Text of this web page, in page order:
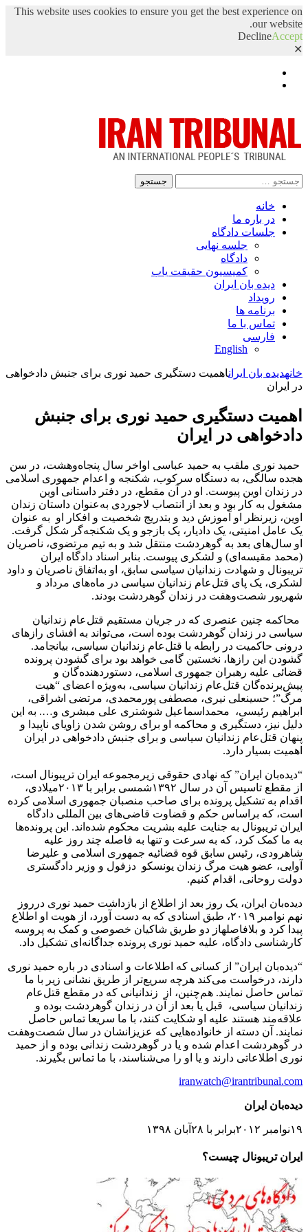
This website uses cookies to ensure you get the best experience on
our website.
DeclineAccept
✕
جستجو
خانه
در باره ما
جلسات دادگاه
جلسه نهایی
دادگاه
کمیسیون حقیقت یاب
دیده بان ایران
رویداد
برنامه ها
تماس با ما
فارسی
English
خانهدیده بان ایراناهمیت دستگیری حمید نوری برای جنبش دادخواهی
در ایران
اهمیت دستگیری حمید نوری برای جنبش
دادخواهی در ایران
حمید نوری ملقب به حمید عباسی اواخر سال پنجاه‌و‌هشت، در سن
هجده سالگی، به دستگاه سرکوب، شکنجه و اعدام جمهوری اسلامی
در زندان اوین پیوست. او در آن مقطع، در دفتر داستانی اوین
مشغول به کار بود و بعد از انتصاب لاجوردی به‌عنوان داستان زندان
اوین، زیرنظر او آموزش دید و بتدریج شخصیت و افکار او به عنوان
یک عامل امنیتی، یک دادیار، یک بازجو و یک شکنجه‌گر شکل گرفت.
او سال‌های بعد به گوهردشت منتقل شد و به تیم مرتضوی، ناصریان
(محمد مقیسه‌ای) و لشکری ‌پیوست. بنابر اسناد دادگاه ایران
تریبونال و شهادت زندانیان سیاسی سابق،
او به‌اتفاق ناصریان و داود
لشکری، یک پای قتل‌عام زندانیان سیاسی در ماه‌های مرداد و
شهریور شصت‌وهفت در زندان گوهردشت بودند.
محاکمه چنین عنصری که در جریان مستقیم قتل‌عام زندانیان
سیاسی در زندان گوهردشت بوده است، می‌تواند به افشای رازهای
درونی حاکمیت در رابطه با قتل‌عام زندانیان سیاسی، بیانجامد.
گشودن این رازها، نخستین گامی خواهد بود برای گشودن پرونده
قضائی علیه رهبران جمهوری اسلامی، دستوردهنده‌گان و
پیش‌برنده‌گان قتل‌عام زندانیان سیاسی، به‌ویژه اعضای “هیت
مرگ”؛ حسینعلی نیری، مصطفی پورمحمدی، مرتضی اشراقی،
ابراهیم رئیسی، محمداسماعیل شوشتری علی مبشری و…. به این
دلیل نیز، دستگیری و محاکمه او برای روشن شدن زاویای ناپیدا و
پنهان قتل‌عام زندانیان سیاسی و برای جنبش دادخواهی در ایران
اهمیت بسیار دارد.
“دیده‌بان ایران” که نهادی حقوقی زیرمجموعه ایران تریبونال است،
از مقطع تاسیس آن در سال ١٣٩٢شمسی برابر با ٢٠١٣میلادی،
اقدام به تشکیل پرونده برای صاحب منصبان جمهوری اسلامی کرده
است، که براساس حکم و قضاوت قاضی‌های بین المللی دادگاه
ایران تریبونال به جنایت علیه بشریت محکوم شده‌اند.‌ این پرونده‌ها
به ما کمک کرد، که به سرعت و تنها به فاصله چند روز علیه
شاهرودی، رئیس سابق قوه قضائیه جمهوری اسلامی و علیرضا
آوایی، عضو هیت مرگ زندان یونسکو دزفول و وزیر دادگستری
دولت روحانی، اقدام کنیم.
دیده‌بان ایران، یک روز بعد از اطلاع از بازداشت حمید نوری درروز
نهم نوامبر ٢٠١٩، طبق اسنادی که به دست آورد، از هویت او اطلاع
پیدا کرد و بلافاصلهاز دو طریق شاکیان خصوصی و کمک به پروسه
کارشناسی دادگاه، علیه حمید نوری پرونده جداگانه‌ای تشکیل داد.
“دیده‌بان ایران” از کسانی که اطلاعات و اسنادی در باره حمید نوری
دارند، درخواست می‌کند هرچه سریع‌تر از طریق نشانی‌ زیر با ما
تماس حاصل نمایند. هم‌چنین، از زندانیانی که در مقطع قتل‌عام
زندانیان سیاسی، قبل یا بعد از آن در زندان گوهردشت بوده و
علاقه‌مند هستند علیه او شکایت کنند، با ما سریعا تماس حاصل
نمایند. آن دسته از خانواده‌هایی که عزیزانشان در سال شصت‌وهفت
در گوهردشت اعدام شده و یا در گوهردشت زندانی بوده و از حمید
نوری اطلاعاتی دارند و یا او را می‌شناسند، با ما تماس بگیرند.
iranwatch@irantribunal.com
دیده‌بان ایران
١٩نوامبر ٢٠١٢برابر با ٢٨آبان ١٣٩٨
ایران تریبونال چیست؟